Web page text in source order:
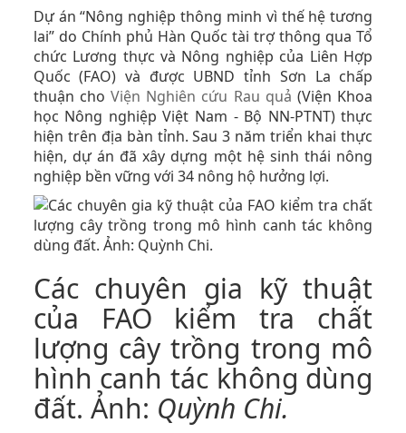
Dự án “Nông nghiệp thông minh vì thế hệ tương
lai” do Chính phủ Hàn Quốc tài trợ thông qua Tổ
chức Lương thực và Nông nghiệp của Liên Hợp
Quốc (FAO) và được UBND tỉnh Sơn La chấp
thuận choViện Nghiên cứu Rau quả (Viện Khoa
học Nông nghiệp Việt Nam - Bộ NN-PTNT) thực
hiện trên địa bàn tỉnh. Sau 3 năm triển khai thực
hiện, dự án đã xây dựng một hệ sinh thái nông
nghiệp bền vững với 34 nông hộ hưởng lợi.
Các chuyên gia kỹ thuật
của FAO kiểm tra chất
lượng cây trồng trong mô
hình canh tác không dùng
đất. Ảnh: Quỳnh Chi.